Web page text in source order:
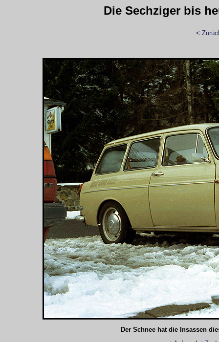
Die Sechziger bis
<
Der Schnee hat die Insassen